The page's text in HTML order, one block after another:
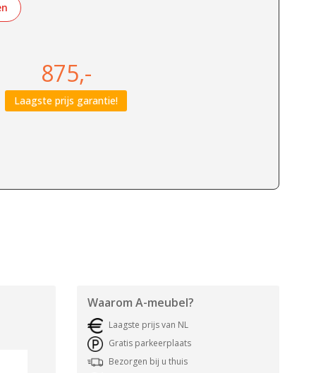
875,-
Laagste prijs garantie!
Waarom A-meubel?
Laagste prijs van NL
Gratis parkeerplaats
Bezorgen bij u thuis